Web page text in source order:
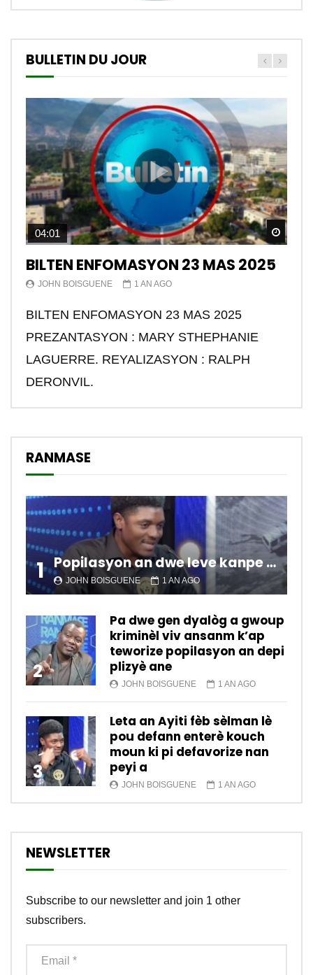
BULLETIN DU JOUR
04:01
BILTEN ENFOMASYON 23 MAS 2025
JOHN BOISGUENE 1 AN AGO
BILTEN ENFOMASYON 23 MAS 2025
PREZANTASYON : MARY STHEPHANIE
LAGUERRE. REYALIZASYON : RALPH
DERONVIL.
RANMASE
1 Popilasyon an dwe leve kanpe pou chanje sitiyasyon kawotik l’ap viv nan peyi a.
JOHN BOISGUENE 1 AN AGO
2
Pa dwe gen dyalòg a gwoup
kriminèl viv ansanm k’ap
teworize popilasyon an depi
plizyè ane
JOHN BOISGUENE 1 AN AGO
3
Leta an Ayiti fèb sèlman lè
pou defann enterè kouch
moun ki pi defavorize nan
peyi a
JOHN BOISGUENE 1 AN AGO
NEWSLETTER
Subscribe to our newsletter and join 1 other
subscribers.